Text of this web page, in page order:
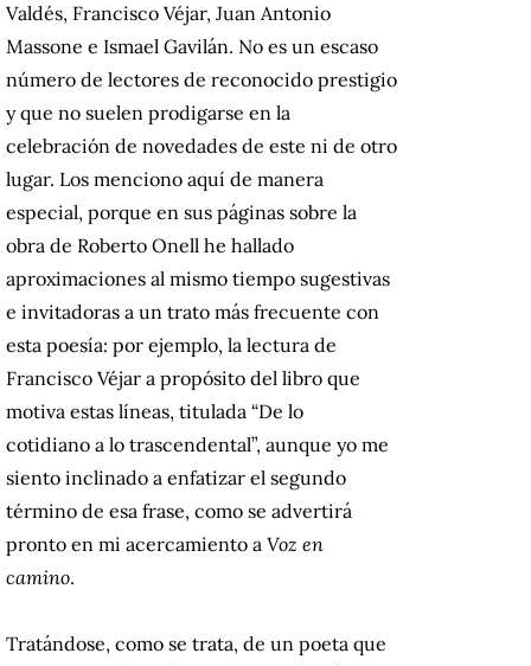
Valdés, Francisco Véjar, Juan Antonio
Massone e Ismael Gavilán. No es un escaso
número de lectores de reconocido prestigio
y que no suelen prodigarse en la
celebración de novedades de este ni de otro
lugar. Los menciono aquí de manera
especial, porque en sus páginas sobre la
obra de Roberto Onell he hallado
aproximaciones al mismo tiempo sugestivas
e invitadoras a un trato más frecuente con
esta poesía: por ejemplo, la lectura de
Francisco Véjar a propósito del libro que
motiva estas líneas, titulada “De lo
cotidiano a lo trascendental”, aunque yo me
siento inclinado a enfatizar el segundo
término de esa frase, como se advertirá
pronto en mi acercamiento a Voz en
camino.
Tratándose, como se trata, de un poeta que